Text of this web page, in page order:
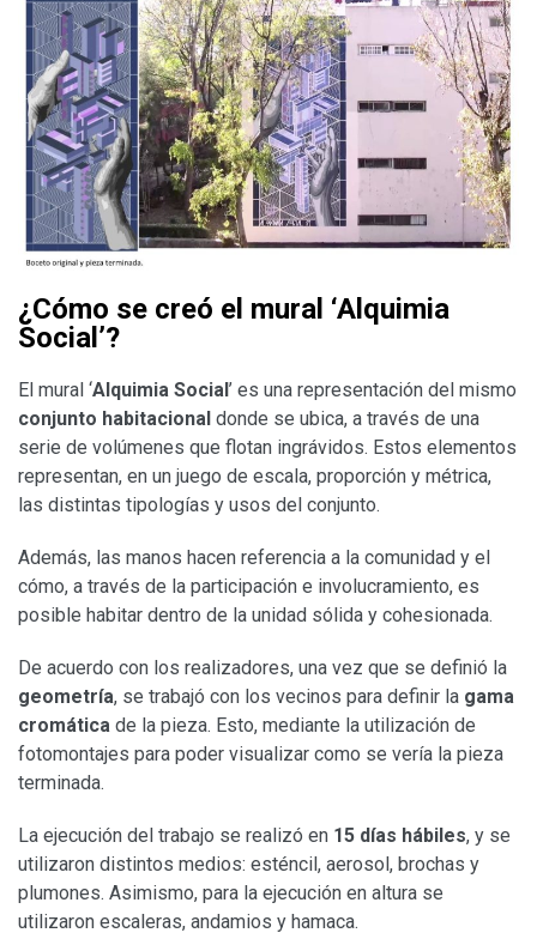
¿Cómo se creó el mural ‘Alquimia
Social’?
El mural ‘Alquimia Social’ es una representación del mismo
conjunto habitacional donde se ubica, a través de una
serie de volúmenes que flotan ingrávidos. Estos elementos
representan, en un juego de escala, proporción y métrica,
las distintas tipologías y usos del conjunto.
Además, las manos hacen referencia a la comunidad y el
cómo, a través de la participación e involucramiento, es
posible habitar dentro de la unidad sólida y cohesionada.
De acuerdo con los realizadores, una vez que se definió la
geometría, se trabajó con los vecinos para definir la gama
cromática de la pieza. Esto, mediante la utilización de
fotomontajes para poder visualizar como se vería la pieza
terminada.
La ejecución del trabajo se realizó en 15 días hábiles, y se
utilizaron distintos medios: esténcil, aerosol, brochas y
plumones. Asimismo, para la ejecución en altura se
utilizaron escaleras, andamios y hamaca.